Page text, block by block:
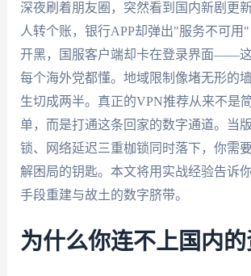
深夜刷着朋友圈，突然看到国内新剧更
人转个账，银行APP却弹出"服务不可用
开黑，国服客户端却卡在登录界面——这
每个海外党都懂。地域限制像堵无形的
生切成两半。真正的VPN推荐从来不是
单，而是打通这条回家的数字通道。当
锁、网络延迟三重枷锁同时落下，你需
解困局的钥匙。本文将用实战经验告诉
手段重建与故土的数字脐带。
为什么你连不上国内的